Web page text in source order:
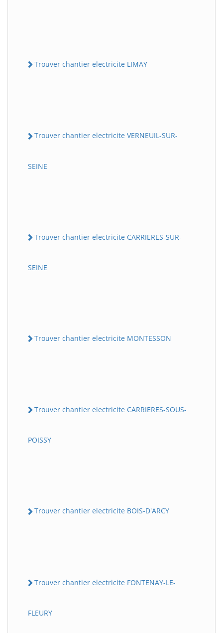
Trouver chantier electricite LIMAY
Trouver chantier electricite VERNEUIL-SUR-
SEINE
Trouver chantier electricite CARRIERES-SUR-
SEINE
Trouver chantier electricite MONTESSON
Trouver chantier electricite CARRIERES-SOUS-
POISSY
Trouver chantier electricite BOIS-D'ARCY
Trouver chantier electricite FONTENAY-LE-
FLEURY